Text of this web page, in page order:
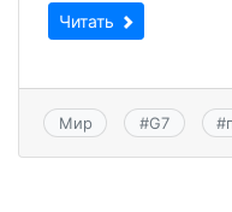
Читать
Мир #G7 #